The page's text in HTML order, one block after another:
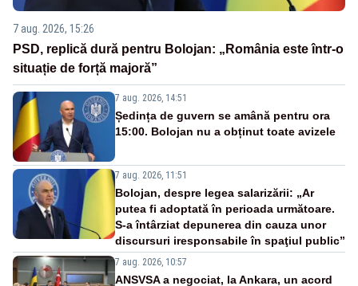
7 aug. 2026, 15:26
PSD, replică dură pentru Bolojan: „România este într-o
situație de forță majoră”
7 aug. 2026, 14:51
Ședința de guvern se amână pentru ora
15:00. Bolojan nu a obținut toate avizele
7 aug. 2026, 11:51
Bolojan, despre legea salarizării: „Ar
putea fi adoptată în perioada următoare.
S-a întârziat depunerea din cauza unor
discursuri iresponsabile în spaţiul public”
7 aug. 2026, 10:57
ANSVSA a negociat, la Ankara, un acord